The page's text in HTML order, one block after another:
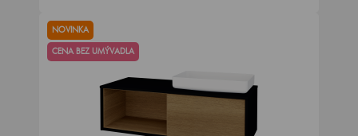
NOVINKA
CENA BEZ UMÝVADLA